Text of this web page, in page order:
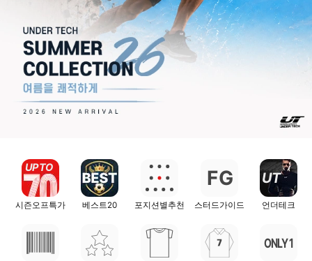
UP TO
시즌오프특가 베스트20 포지션별추천
FG
스터드가이드
UT
언더테크
ONLY 1